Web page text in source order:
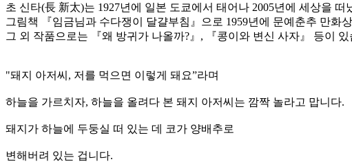
초 신타(長 新太)는 1927년에 일본 도쿄에서 태어나 2005년에 세상을 떠
그림책 『임금님과 수다쟁이 달걀부침』으로 1959년에 문예춘추 만화
그 외 작품으로는 『왜 방귀가 나올까?』, 『콩이와 변신 사자』 등이 있
"돼지 아저씨, 저를 먹으면 이렇게 돼요”라며
하늘을 가르치자, 하늘을 올려다 본 돼지 아저씨는 깜짝 놀라고 맙니다.
돼지가 하늘에 두둥실 떠 있는 데 코가 양배추로
변해버려 있는 겁니다.